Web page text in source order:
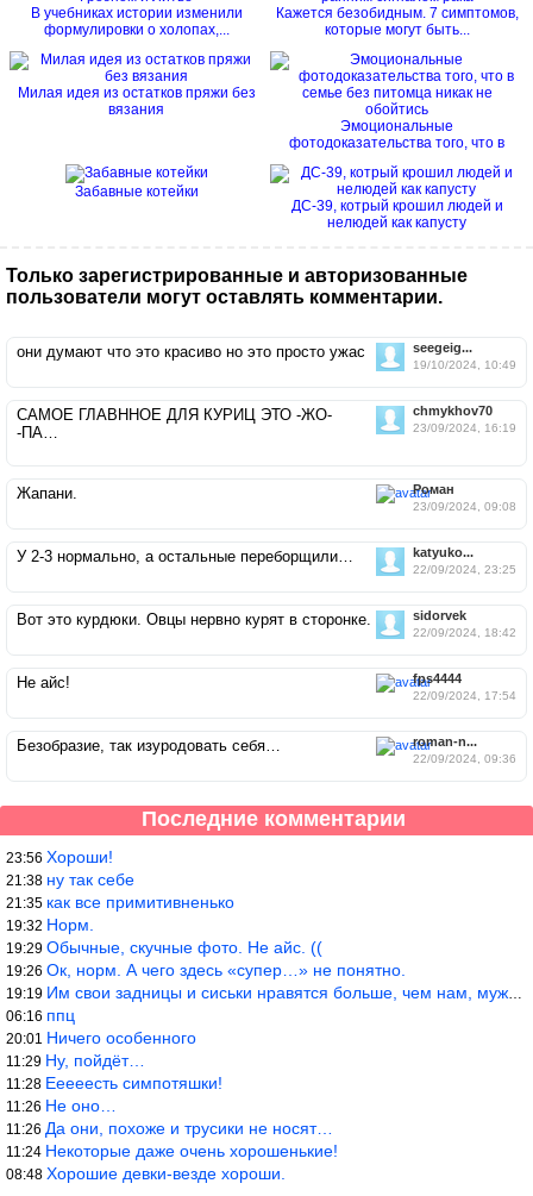
В учебниках истории изменили
формулировки о холопах,...
Кажется безобидным. 7 симптомов,
которые могут быть...
Милая идея из остатков пряжи без
вязания
Эмоциональные
фотодоказательства того, что в
Забавные котейки
ДС-39, котрый крошил людей и
нелюдей как капусту
Только зарегистрированные и авторизованные
пользователи могут оставлять комментарии.
seegeig...
19/10/2024, 10:49
они думают что это красиво но это просто ужас
chmykhov70
23/09/2024, 16:19
САМОЕ ГЛАВННОЕ ДЛЯ КУРИЦ ЭТО -ЖО-
-ПА…
Роман
23/09/2024, 09:08
Жапани.
katyuko...
22/09/2024, 23:25
У 2-3 нормально, а остальные переборщили…
sidorvek
22/09/2024, 18:42
Вот это курдюки. Овцы нервно курят в сторонке.
fps4444
22/09/2024, 17:54
Не айс!
roman-n...
22/09/2024, 09:36
Безобразие, так изуродовать себя…
Последние комментарии
23:56 Хороши!
21:38 ну так себе
21:35 как все примитивненько
19:32 Норм.
19:29 Обычные, скучные фото. Не айс. ((
19:26 Ок, норм. А чего здесь «супер…» не понятно.
19:19 Им свои задницы и сиськи нравятся больше, чем нам, мужикам?
06:16 ппц
20:01 Ничего особенного
11:29 Ну, пойдёт…
11:28 Ееееесть симпотяшки!
11:26 Не оно…
11:26 Да они, похоже и трусики не носят…
11:24 Некоторые даже очень хорошенькие!
08:48 Хорошие девки-везде хороши.